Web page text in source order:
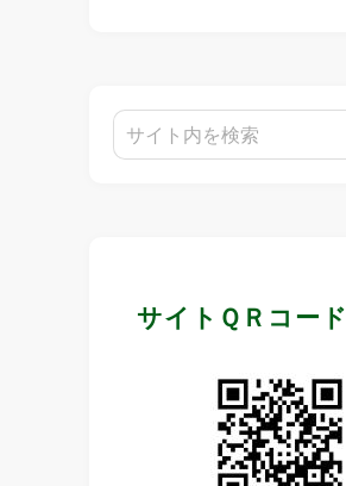
サイトＱＲコード